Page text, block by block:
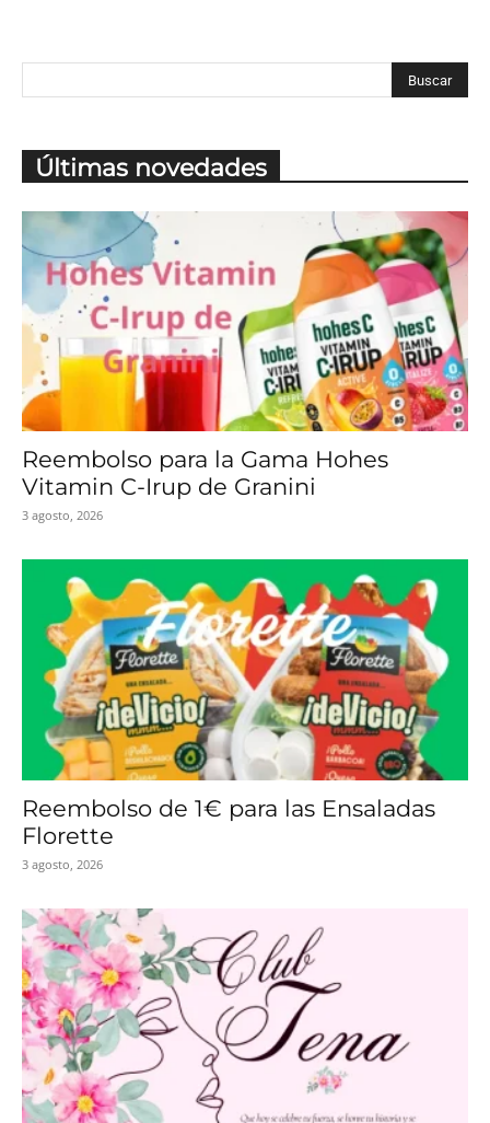
Últimas novedades
Reembolso para la Gama Hohes
Vitamin C-Irup de Granini
3 agosto, 2026
Reembolso de 1€ para las Ensaladas
Florette
3 agosto, 2026